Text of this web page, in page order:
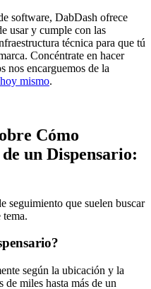
software, DabDash ofrece
usar y cumple con las
técnica para que tú
Concéntrate en hacer
nos encarguemos de la
mismo.
Cómo
un Dispensario:
seguimiento que suelen buscar
tema.
según la ubicación y la
de miles hasta más de un